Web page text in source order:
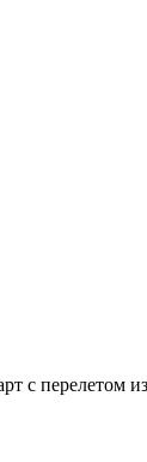
с перелетом